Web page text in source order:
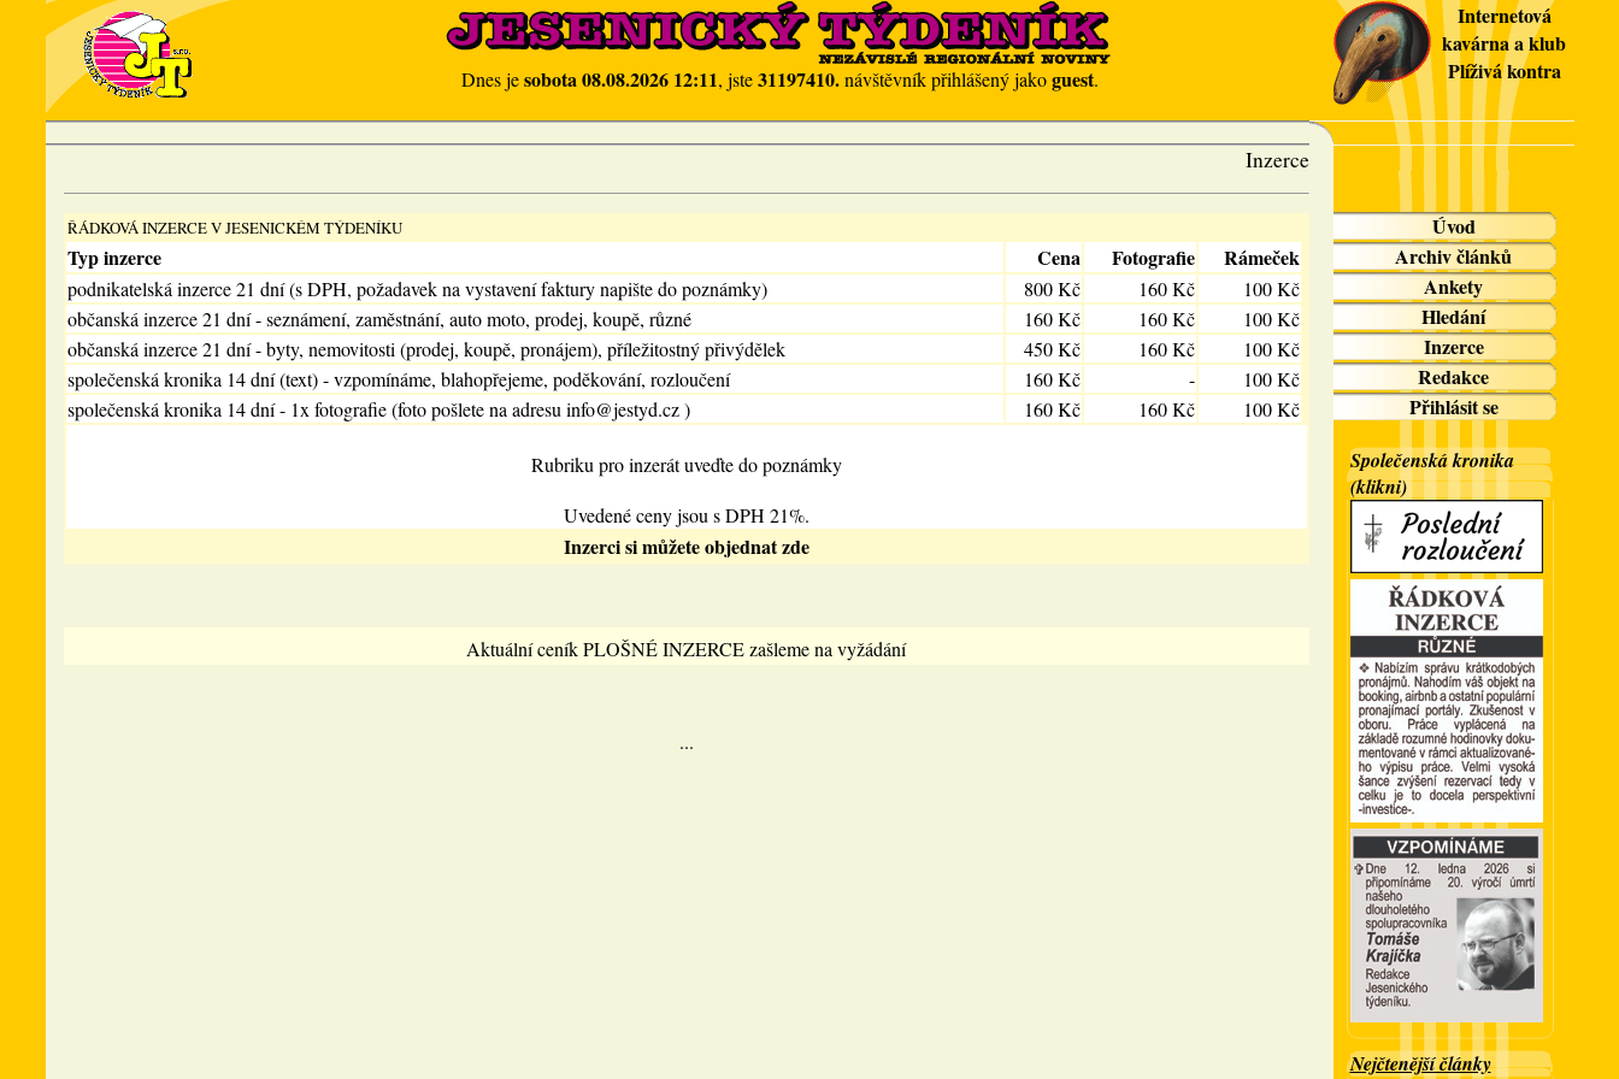
Dnes jesobota 08.08.2026 12:11, jste31197410.návštěvník přihlášený jakoguest.
Internetová
kavárna a klub
Plíživá kontra
Inzerce
ŘÁDKOVÁ INZERCE V JESENICKÉM TÝDENÍKU
Typ inzerce Cena Fotografie Rámeček
podnikatelská inzerce 21 dní (s DPH, požadavek na vystavení faktury napište do poznámky) 800 Kč 160 Kč
100 Kč
občanská inzerce 21 dní - seznámení, zaměstnání, auto moto, prodej, koupě, různé
160 Kč 160 Kč
100 Kč
občanská inzerce 21 dní - byty, nemovitosti (prodej, koupě, pronájem), příležitostný přivýdělek
450 Kč 160 Kč
100 Kč
společenská kronika 14 dní (text) - vzpomínáme, blahopřejeme, poděkování, rozloučení
160 Kč -
100 Kč
společenská kronika 14 dní - 1x fotografie (foto pošlete na adresu info@jestyd.cz )
160 Kč 160 Kč 100 Kč
Rubriku pro inzerát uveďte do poznámky
Uvedené ceny jsou s DPH 21%.
Inzerci si můžete objednat zde
Aktuální ceník PLOŠNÉ INZERCE zašleme na vyžádání
...
Úvod
Archiv článků
Ankety
Hledání
Inzerce
Redakce
Přihlásit se
Společenská kronika
(klikni)
Nejčtenější články